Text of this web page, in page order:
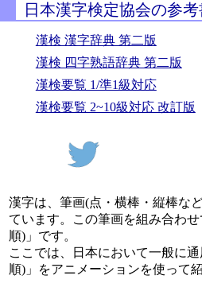
日本漢字検定協会の参
漢検 漢字辞典 第二版
漢検 四字熟語辞典 第二版
漢検要覧 1/準1級対応
漢検要覧 2~10級対応 改訂版
漢字は、筆画(点・横棒・縦棒な
ています。この筆画を組み合わ
順)」です。
ここでは、日本において一般に
順)」をアニメーションを使って